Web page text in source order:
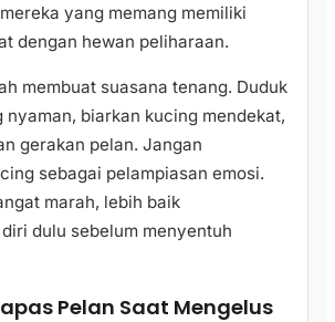
yang memang memiliki
dengan hewan peliharaan.
membuat suasana tenang. Duduk
nyaman, biarkan kucing mendekat,
gerakan pelan. Jangan
sebagai pelampiasan emosi.
marah, lebih baik
dulu sebelum menyentuh
Pelan Saat Mengelus